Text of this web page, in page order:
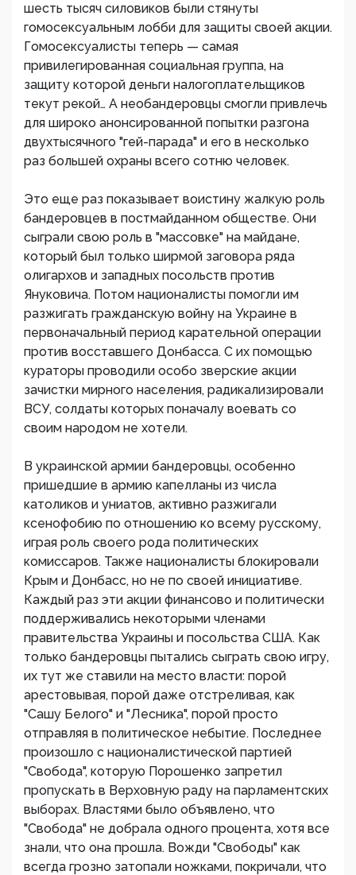
шесть тысяч силовиков были стянуты
гомосексуальным лобби для защиты своей акции.
Гомосексуалисты теперь — самая
привилегированная социальная группа, на
защиту которой деньги налогоплательщиков
текут рекой… А необандеровцы смогли привлечь
для широко анонсированной попытки разгона
двухтысячного "гей-парада" и его в несколько
раз большей охраны всего сотню человек.
Это еще раз показывает воистину жалкую роль
бандеровцев в постмайданном обществе. Они
сыграли свою роль в "массовке" на майдане,
который был только ширмой заговора ряда
олигархов и западных посольств против
Януковича. Потом националисты помогли им
разжигать гражданскую войну на Украине в
первоначальный период карательной операции
против восставшего Донбасса. С их помощью
кураторы проводили особо зверские акции
зачистки мирного населения, радикализировали
ВСУ, солдаты которых поначалу воевать со
своим народом не хотели.
В украинской армии бандеровцы, особенно
пришедшие в армию капелланы из числа
католиков и униатов, активно разжигали
ксенофобию по отношению ко всему русскому,
играя роль своего рода политических
комиссаров. Также националисты блокировали
Крым и Донбасс, но не по своей инициативе.
Каждый раз эти акции финансово и политически
поддерживались некоторыми членами
правительства Украины и посольства США. Как
только бандеровцы пытались сыграть свою игру,
их тут же ставили на место власти: порой
арестовывая, порой даже отстреливая, как
"Сашу Белого" и "Лесника", порой просто
отправляя в политическое небытие. Последнее
произошло с националистической партией
"Свобода", которую Порошенко запретил
пропускать в Верховную раду на парламентских
выборах. Властями было объявлено, что
"Свобода" не добрала одного процента, хотя все
знали, что она прошла. Вожди "Свободы" как
всегда грозно затопали ножками, покричали, что